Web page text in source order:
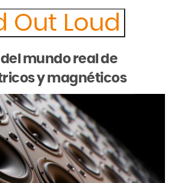
Out Loud
del mundo real de
y magnéticos